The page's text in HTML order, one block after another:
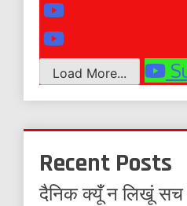
Load More...
Recent Posts
दैनिक क्यूँ न लिखूं